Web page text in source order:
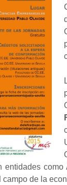
como
de la